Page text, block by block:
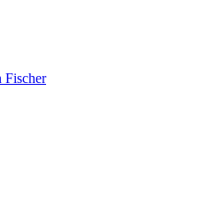
Fischer